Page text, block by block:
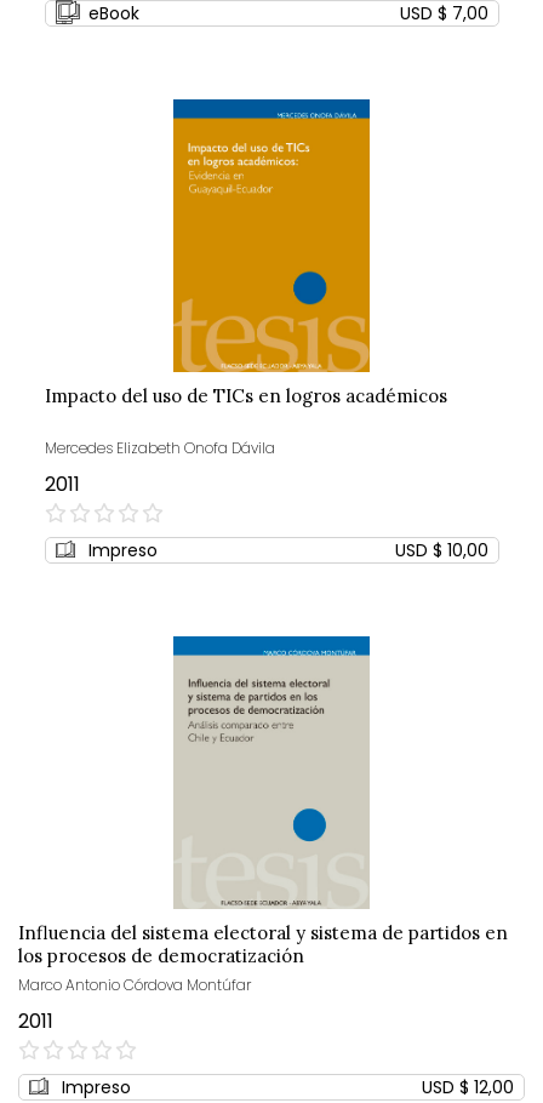
eBook
USD $ 7,00
Impacto del uso de TICs en logros académicos
Mercedes Elizabeth Onofa Dávila
2011
0%
Impreso USD $ 10,00
Influencia del sistema electoral y sistema de partidos en
los procesos de democratización
Marco Antonio Córdova Montúfar
2011
0%
Impreso USD $ 12,00